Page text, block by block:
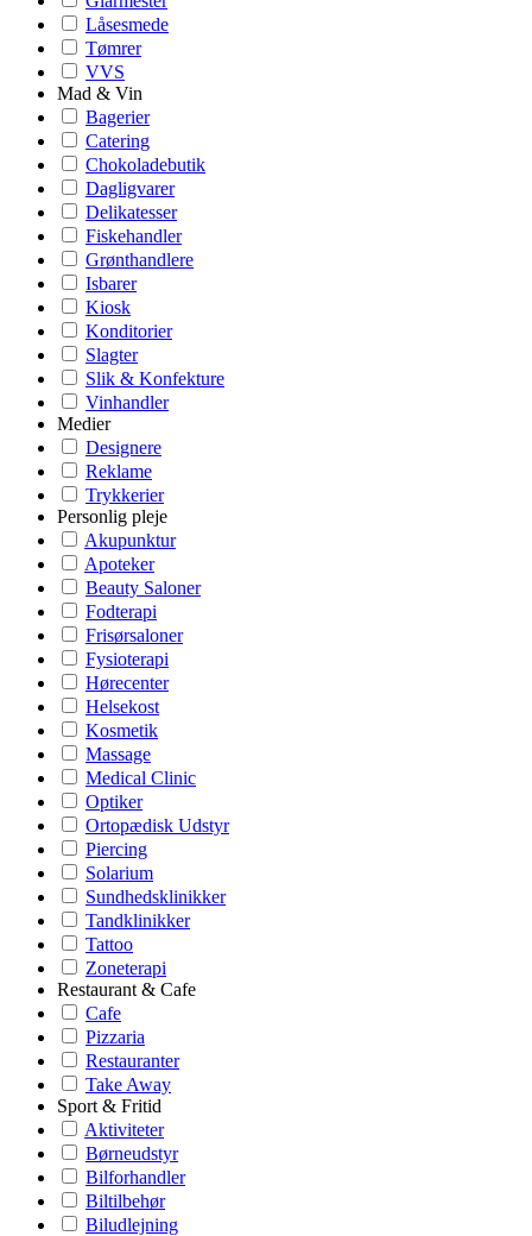
Låsesmede
Tømrer
VVS
Mad & Vin
Bagerier
Catering
Chokoladebutik
Dagligvarer
Delikatesser
Fiskehandler
Grønthandlere
Isbarer
Kiosk
Konditorier
Slagter
Slik & Konfekture
Vinhandler
Medier
Designere
Reklame
Trykkerier
Personlig pleje
Akupunktur
Apoteker
Beauty Saloner
Fodterapi
Frisørsaloner
Fysioterapi
Hørecenter
Helsekost
Kosmetik
Massage
Medical Clinic
Optiker
Ortopædisk Udstyr
Piercing
Solarium
Sundhedsklinikker
Tandklinikker
Tattoo
Zoneterapi
Restaurant & Cafe
Cafe
Pizzaria
Restauranter
Take Away
Sport & Fritid
Aktiviteter
Børneudstyr
Bilforhandler
Biltilbehør
Biludlejning